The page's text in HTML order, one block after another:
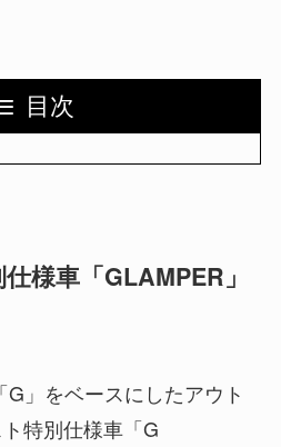
目次
様車「GLAMPER」
」をベースにしたアウト
特別仕様車「G